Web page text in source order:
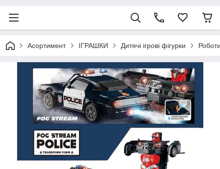
Асортимент ІГРАШКИ Дитячі ігрові фігурки